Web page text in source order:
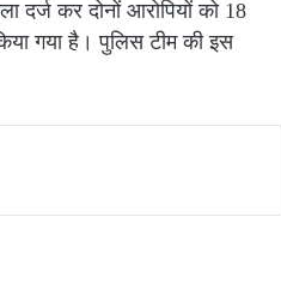
दर्ज कर दोनों आरोपियों को 18
गया है। पुलिस टीम की इस